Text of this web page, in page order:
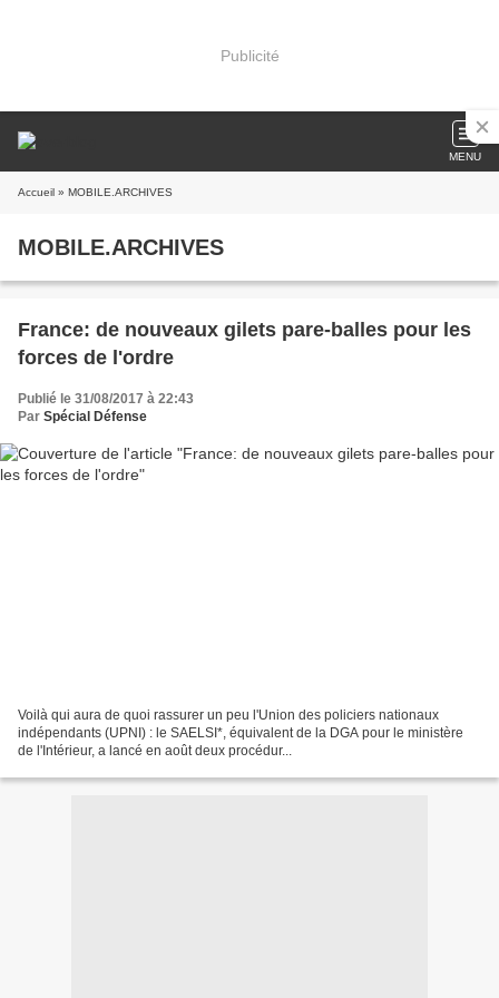
Publicité
MENU
Accueil » MOBILE.ARCHIVES
MOBILE.ARCHIVES
France: de nouveaux gilets pare-balles pour les
forces de l'ordre
Publié le 31/08/2017 à 22:43
Par Spécial Défense
Voilà qui aura de quoi rassurer un peu l'Union des policiers nationaux
indépendants (UPNI) : le SAELSI*, équivalent de la DGA pour le ministère
de l'Intérieur, a lancé en août deux procédur...